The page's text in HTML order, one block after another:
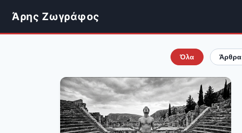
Άρης Ζωγράφος
Όλα Άρθρα